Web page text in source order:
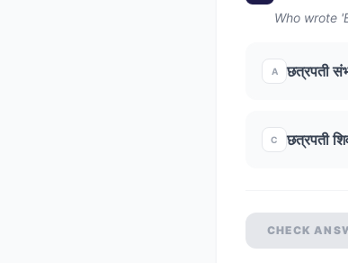
Who wrote
A छत्रपती
C छत्रपती
CHECK